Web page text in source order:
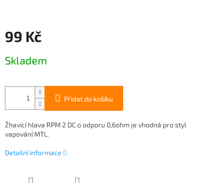
99 Kč
cena:
Skladem
Přidat do košíku
Žhavicí hlava RPM 2 DC o odporu 0,6ohm je vhodná pro styl
vapování MTL.
Detailní informace